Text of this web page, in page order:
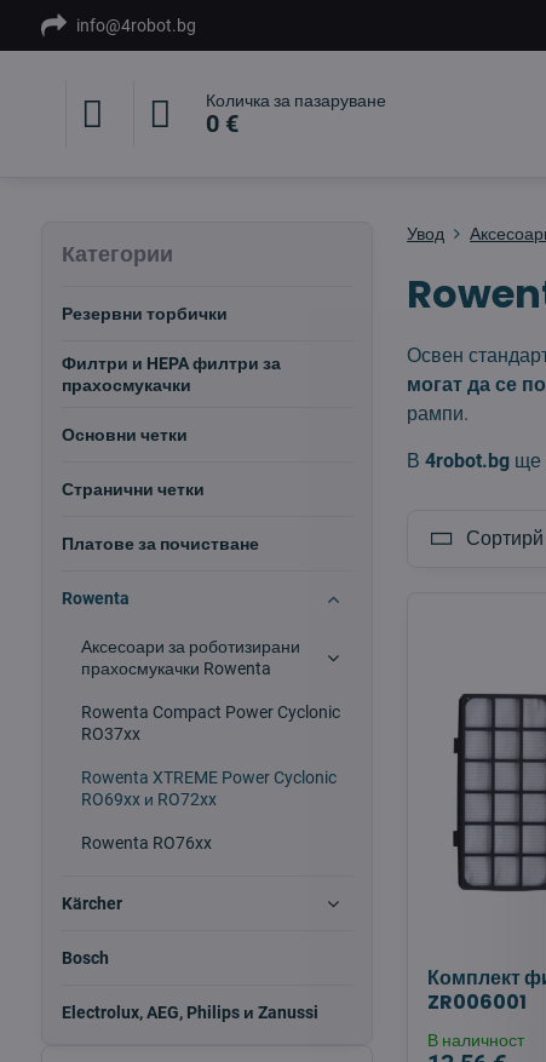
info@4robot.bg
Количка за пазаруване
0 €
Увод
Освен
могат да се
рампи.
В4robot.bg ще
Комплект
ZR006001
В наличност
Категории
Резервни торбички
Филтри и HEPA филтри за
прахосмукачки
Основни четки
Странични четки
Платове за почистване
Rowenta
Аксесоари за роботизирани
прахосмукачки Rowenta
Rowenta Compact Power Cyclonic
RO37xx
Rowenta XTREME Power Cyclonic
RO69xx и RO72xx
Rowenta RO76xx
Kärcher
Bosch
Electrolux, AEG, Philips и Zanussi